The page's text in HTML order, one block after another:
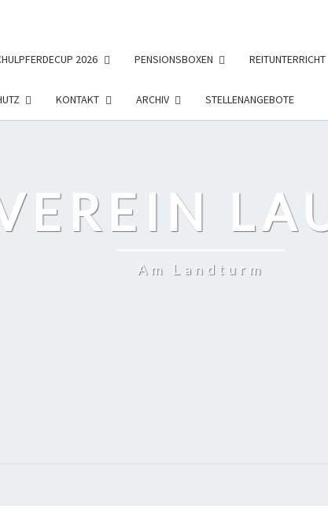
2026 PENSIONSBOXEN REITUNTERRICHT
KONTAKT ARCHIV STELLENANGEBOTE
Am Landturm